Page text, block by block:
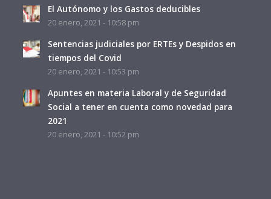
El Autónomo y los Gastos deducibles
20 enero, 2021 - 10:58 pm
Sentencias judiciales por ERTEs y Despidos en
tiempos del Covid
20 enero, 2021 - 10:53 pm
Apuntes en materia Laboral y de Seguridad
Social a tener en cuenta como novedad para
2021
20 enero, 2021 - 10:52 pm